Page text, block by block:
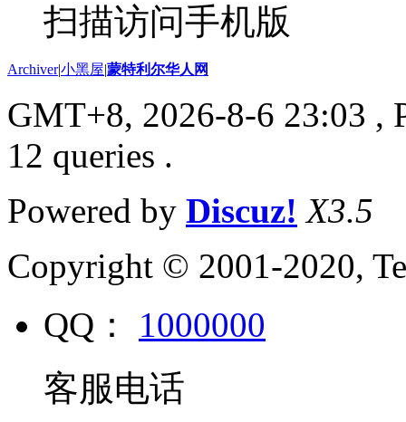
扫描访问手机版
Archiver|小黑屋|蒙特利尔华人网
GMT+8, 2026-8-6 23:03 ,
12 queries .
Powered by Discuz! X3.5
Copyright © 2001-2020,
QQ： 1000000
客服电话